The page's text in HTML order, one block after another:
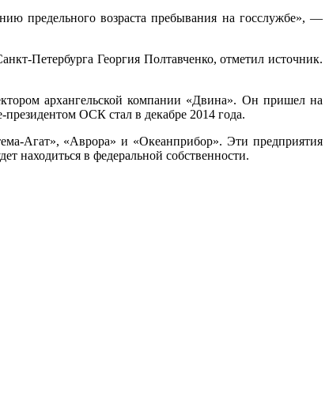
предельного возраста пребывания на госслужбе», —
Петербурга Георгия Полтавченко, отметил источник.
архангельской компании «Двина». Он пришел на
ОСК стал в декабре 2014 года.
Агат», «Аврора» и «Океанприбор». Эти предприятия
находиться в федеральной собственности.